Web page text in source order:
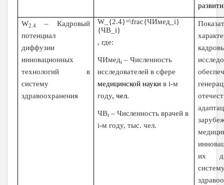
W2.4
– Кадровый
потенциал
диффузии
инновационных
технологий в
систему
здравоохранения
W_{2.4}=\frac{ЧИмед_i}
{ЧВ_i}
, где:
ЧИмедi –Численность
исследователей в сфере
медицинской науки вi-м
году, чел.
ЧВi –Численность врачей в
i-м году, тыс. чел.
их